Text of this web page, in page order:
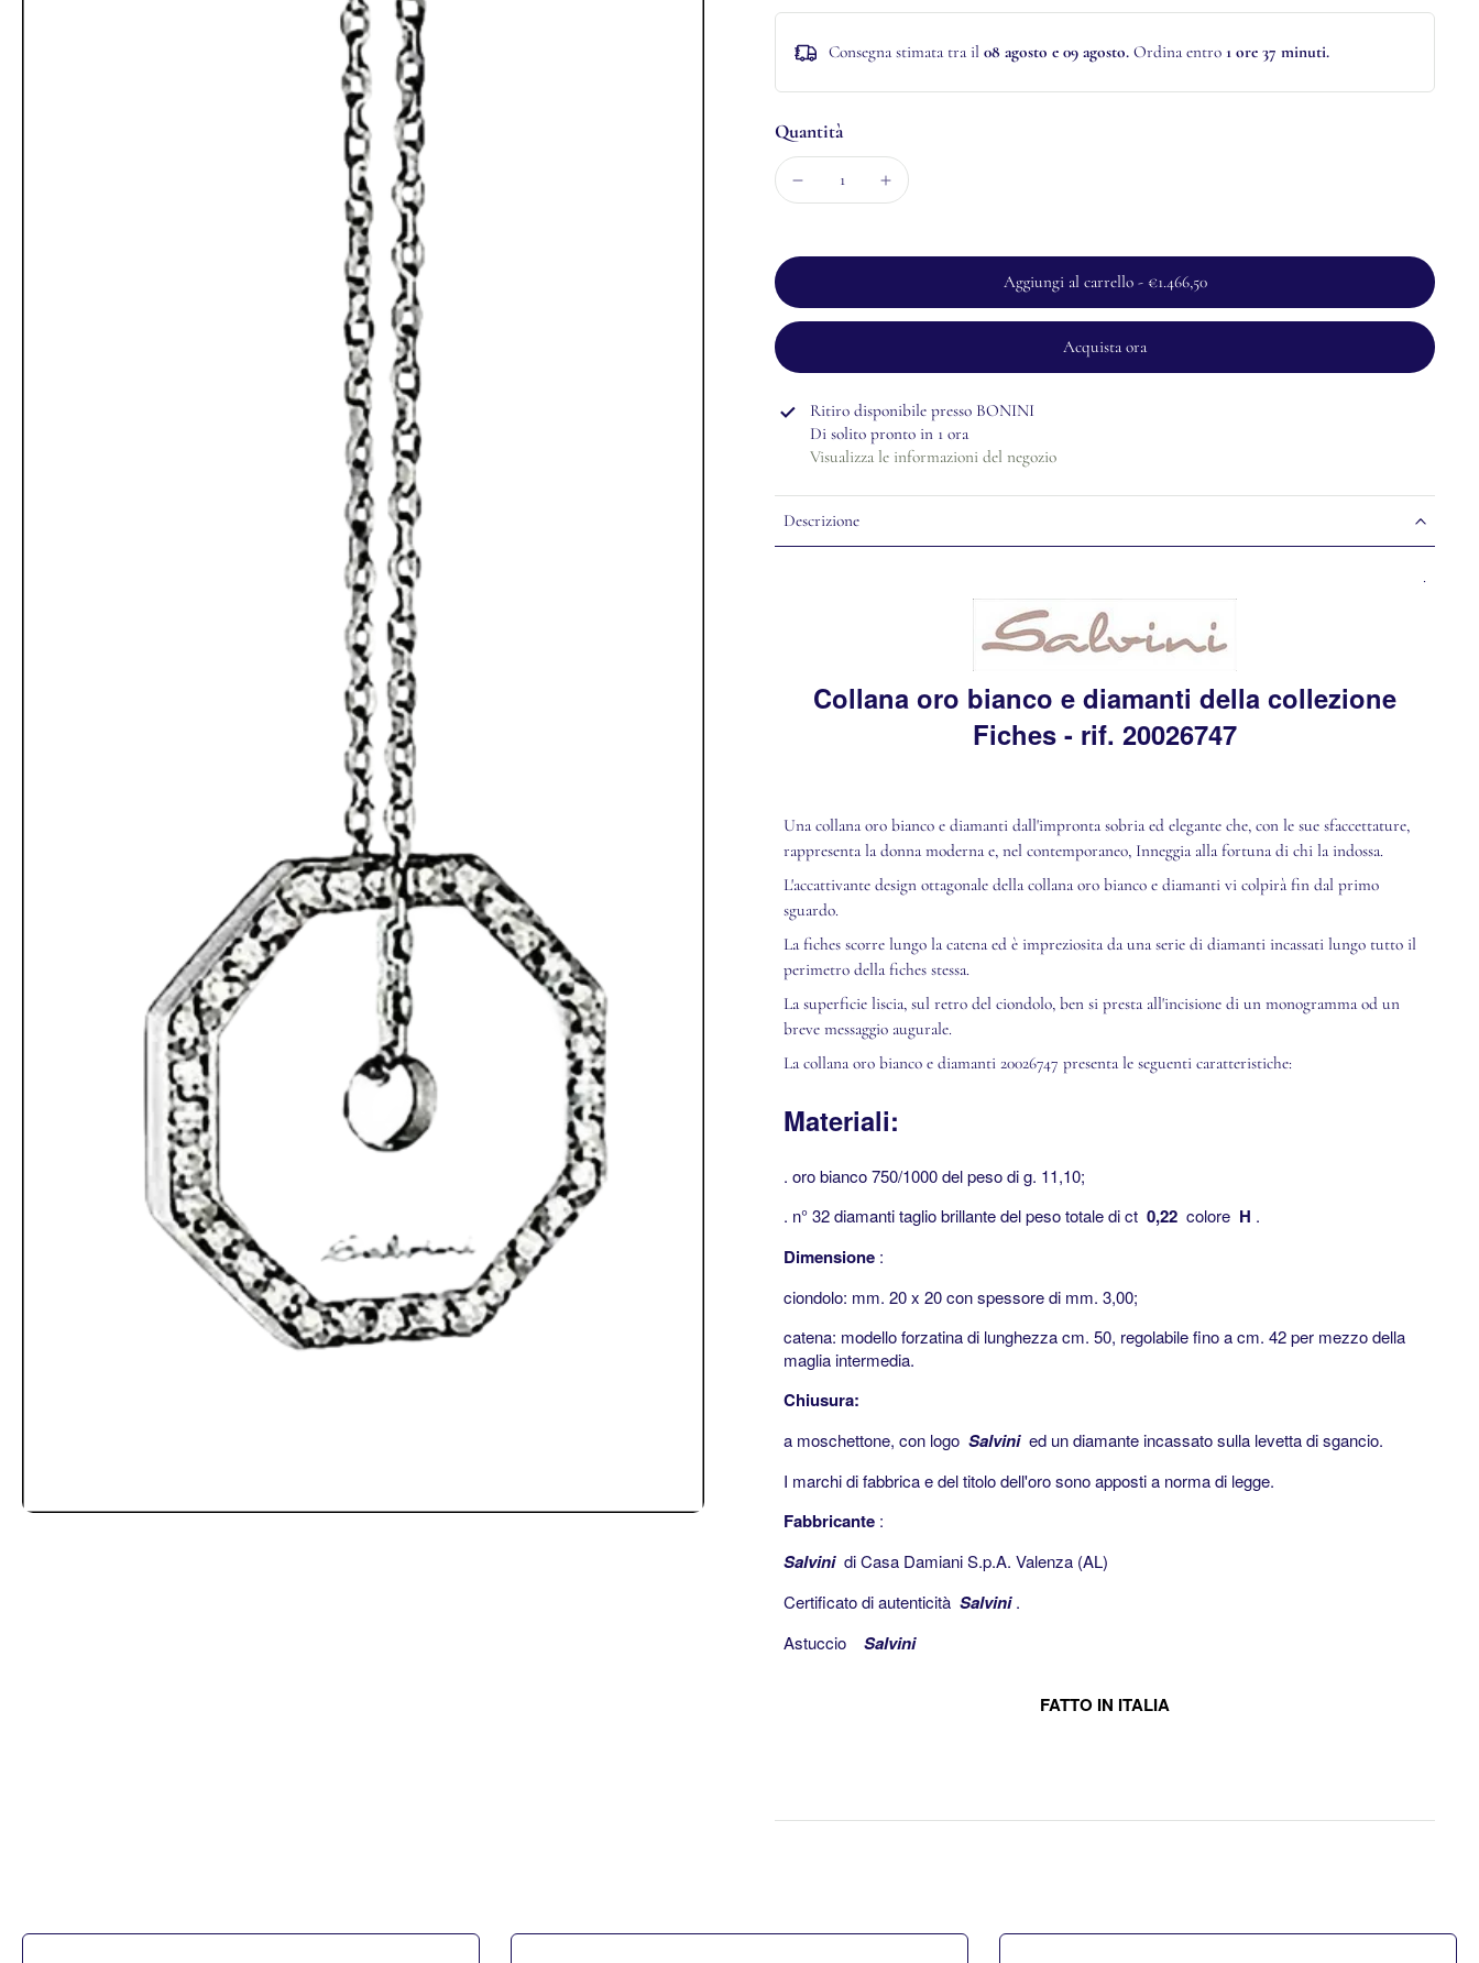
Consegna stimata tra il 08 agosto e 09 agosto. Ordina entro 1 ore 37 minuti.
Quantità
Aggiungi al carrello - €1.466,50
Acquista ora
Ritiro disponibile presso BONINI
Di solito pronto in 1 ora
Visualizza le informazioni del negozio
Descrizione
.
Collana oro bianco e diamanti della collezione
Fiches - rif. 20026747
Una collana oro bianco e diamanti dall'impronta sobria ed elegante che, con le sue sfaccettature,
rappresenta la donna moderna e, nel contemporaneo, Inneggia alla fortuna di chi la indossa.
L'accattivante design ottagonale della collana oro bianco e diamanti vi colpirà fin dal primo
sguardo.
La fiches scorre lungo la catena ed è impreziosita da una serie di diamanti incassati lungo tutto il
perimetro della fiches stessa.
La superficie liscia, sul retro del ciondolo, ben si presta all'incisione di un monogramma od un
breve messaggio augurale.
La collana oro bianco e diamanti 20026747 presenta le seguenti caratteristiche:
Materiali:
. oro bianco 750/1000 del peso di g. 11,10;
. n° 32 diamanti taglio brillante del peso totale di ct 0,22 colore H .
Dimensione :
ciondolo: mm. 20 x 20 con spessore di mm. 3,00;
catena: modello forzatina di lunghezza cm. 50, regolabile fino a cm. 42 per mezzo della
maglia intermedia.
Chiusura:
a moschettone, con logo Salvinied un diamante incassato sulla levetta di sgancio.
I marchi di fabbrica e del titolo dell'oro sono apposti a norma di legge.
Fabbricante :
Salvini di Casa Damiani S.p.A. Valenza (AL)
Certificato di autenticità Salvini.
Astuccio Salvini
FATTO IN ITALIA